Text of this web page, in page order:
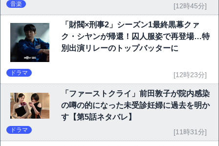
音楽 [12時45分]
「財閥×刑事2」シーズン1最終黒幕クァ
ク・シヤンが帰還！囚人服姿で再登場…特
別出演リレーのトップバッターに
ドラマ [12時23分]
「ファーストクライ」前田敦子が院内感染
の噂の的になった未受診妊婦に過去を明か
す【第5話ネタバレ】
ドラマ [11時31分]